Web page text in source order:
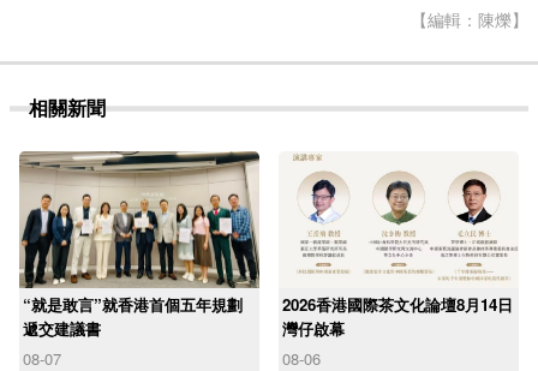
【編輯：陳爍】
相關新聞
“就是敢言”就香港首個五年規劃
遞交建議書
08-07
2026香港國際茶文化論壇8月14日
灣仔啟幕
08-06